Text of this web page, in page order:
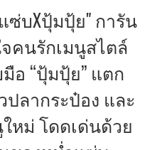
ซ่บXปุ้มปุ้ย" การัน
คนรักเมนูสไตล์
อ “ปุ้มปุ้ย” แตก
ลากระป๋อง และ
หม่ โดดเด่นด้วย